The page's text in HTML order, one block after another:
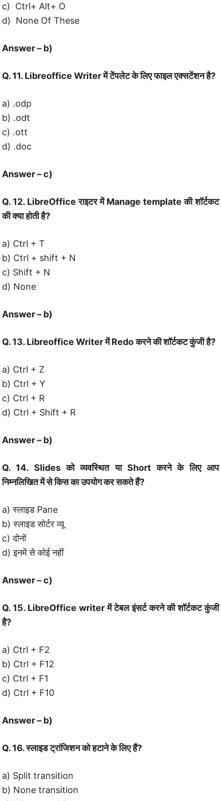
c) Ctrl+ Alt+ O
d) None Of These
Answer – b)
Q. 11. Libreoffice Writer में टेंपलेट के लिए फाइल एक्सटेंशन है?
a) .odp
b) .odt
c) .ott
d) .doc
Answer – c)
Q. 12. LibreOffice राइटर में Manage template की शॉर्टकट
की क्या होती है?
a) Ctrl + T
b) Ctrl + shift + N
c) Shift + N
d) None
Answer – b)
Q. 13. Libreoffice Writer में Redo करने की शॉर्टकट कुंजी है?
a) Ctrl + Z
b) Ctrl + Y
c) Ctrl + R
d) Ctrl + Shift + R
Answer – b)
Q. 14. Slides को व्यवस्थित या Short करने के लिए आप
निम्नलिखित में से किस का उपयोग कर सकते हैं?
a) स्लाइड Pane
b) स्लाइड सोर्टर व्यू
c) दोनों
d) इनमें से कोई नहीं
Answer – c)
Q. 15. LibreOffice writer में टेबल इंसर्ट करने की शॉर्टकट कुंजी
है?
a) Ctrl + F2
b) Ctrl + F12
c) Ctrl + F1
d) Ctrl + F10
Answer – b)
Q. 16. स्लाइड ट्रांजिशन को हटाने के लिए हैं?
a) Split transition
b) None transition